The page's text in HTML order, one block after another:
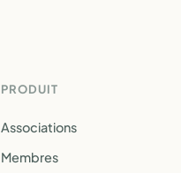
PRODUIT
Associations
Membres